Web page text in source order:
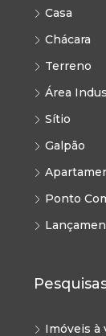
Casa
Chácara
Terreno
Área
Sítio
Galpão
Ponto
Imóveis à